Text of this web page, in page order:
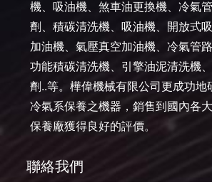
機、吸油機、煞車油更換機、冷氣
劑、積碳清洗機、吸油機、開放式
加油機、氣壓真空加油機、冷氣管
功能積碳清洗機、引擎油泥清洗機
劑..等。樺偉機械有限公司更成功地
冷氣系保養之機器，銷售到國內各
保養廠獲得良好的評價。
聯絡我們